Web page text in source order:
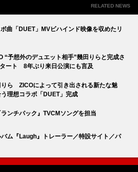
RELATED NEWS
曲「DUET」MVビハインド映像を収めたリ
“予想外のデュエット相手”幾田りらと完成さ
ート 8年ぶり来日公演にも言及
りら ZICOによって引き出される新たな魅
理想コラボ「DUET」完成
ンチパック』TVCMソングを担当
ム『Laugh』トレーラー／特設サイト／パ